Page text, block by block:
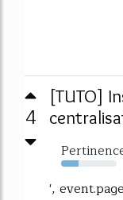
4
[TUTO]
31%
',